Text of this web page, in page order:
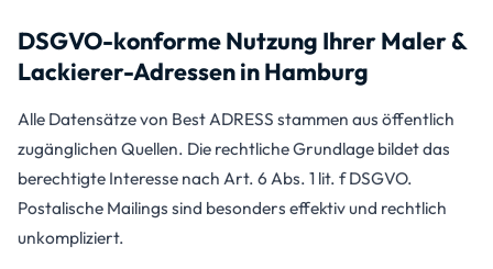
DSGVO-konforme Nutzung Ihrer Maler &
Lackierer-Adressen in Hamburg
Alle Datensätze von Best ADRESS stammen aus öffentlich
zugänglichen Quellen. Die rechtliche Grundlage bildet das
berechtigte Interesse nach Art. 6 Abs. 1 lit. f DSGVO.
Postalische Mailings sind besonders effektiv und rechtlich
unkompliziert.